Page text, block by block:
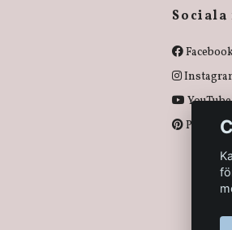
YouTube
Pinterest